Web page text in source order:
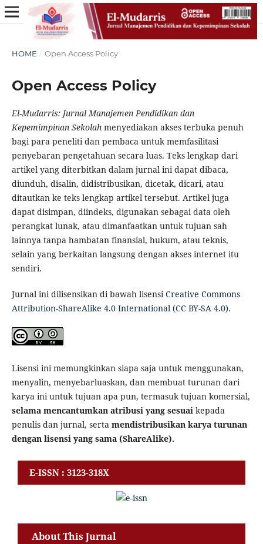
HOME / Open Access Policy
Open Access Policy
El-Mudarris: Jurnal Manajemen Pendidikan dan
Kepemimpinan Sekolahmenyediakan akses terbuka penuh
bagi para peneliti dan pembaca untuk memfasilitasi
penyebaran pengetahuan secara luas. Teks lengkap dari
artikel yang diterbitkan dalam jurnal ini dapat dibaca,
diunduh, disalin, didistribusikan, dicetak, dicari, atau
ditautkan ke teks lengkap artikel tersebut. Artikel juga
dapat disimpan, diindeks, digunakan sebagai data oleh
perangkat lunak, atau dimanfaatkan untuk tujuan sah
lainnya tanpa hambatan finansial, hukum, atau teknis,
selain yang berkaitan langsung dengan akses internet itu
sendiri.
Jurnal ini dilisensikan di bawah lisensiCreative Commons
Attribution-ShareAlike 4.0 International (CC BY-SA 4.0).
Lisensi ini memungkinkan siapa saja untuk menggunakan,
menyalin, menyebarluaskan, dan membuat turunan dari
karya ini untuk tujuan apa pun, termasuk tujuan komersial,
selama mencantumkan atribusi yang sesuaikepada
penulis dan jurnal, serta mendistribusikan karya turunan
dengan lisensi yang sama (ShareAlike).
E-ISSN : 3123-318X
About This Jurnal